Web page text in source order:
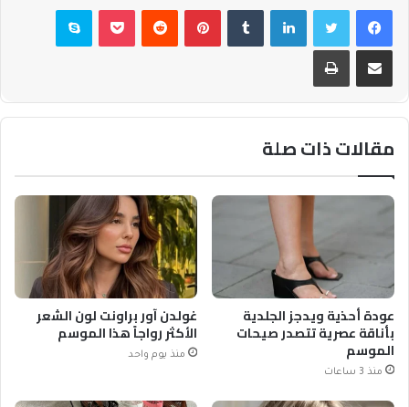
فيسبوكتويتر لينكدإن بينتيريست بوكيت سكايب
مشاركة عبر البريد طباعة
مقالات ذات صلة
عودة أحذية ويدجز الجلدية
بأناقة عصرية تتصدر صيحات
الموسم
منذ 3 ساعات
غولدن آور براونت لون الشعر
الأكثر رواجاً هذا الموسم
منذ يوم واحد